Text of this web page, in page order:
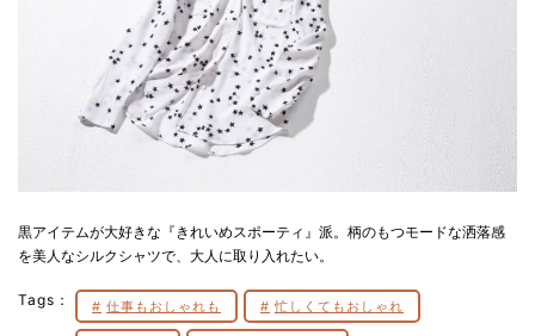
黒アイテムが大好きな『きれいめスポーティ』派。柄のもつモードな洒落感
を美人なシルクシャツで、大人に取り入れたい。
Tags： 仕事もおしゃれも 忙しくてもおしゃれ